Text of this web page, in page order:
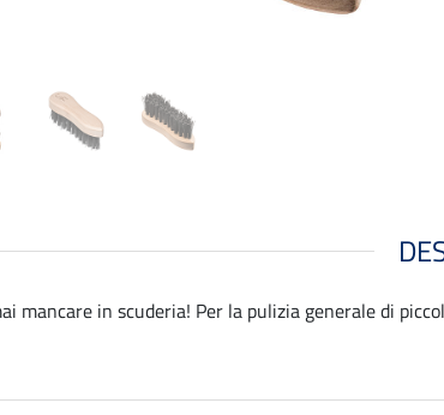
mancare in scuderia! Per la pulizia generale di